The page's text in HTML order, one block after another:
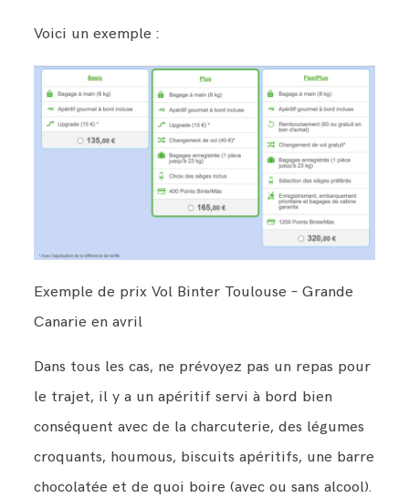
Voici un exemple :
Exemple de prix Vol Binter Toulouse – Grande
Canarie en avril
Dans tous les cas, ne prévoyez pas un repas pour
le trajet, il y a un apéritif servi à bord bien
conséquent avec de la charcuterie, des légumes
croquants, houmous, biscuits apéritifs, une barre
chocolatée et de quoi boire (avec ou sans alcool).